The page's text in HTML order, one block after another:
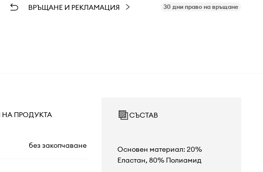
ВРЪЩАНЕ И РЕКЛАМАЦИЯ 30 дни право на връщане
НА ПРОДУКТА
без закопчаване
СЪСТАВ
Основен материал: 20%
Еластан, 80% Полиамид